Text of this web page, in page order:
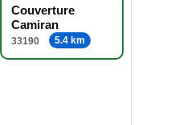
Couverture
Camiran
33190 5.4 km